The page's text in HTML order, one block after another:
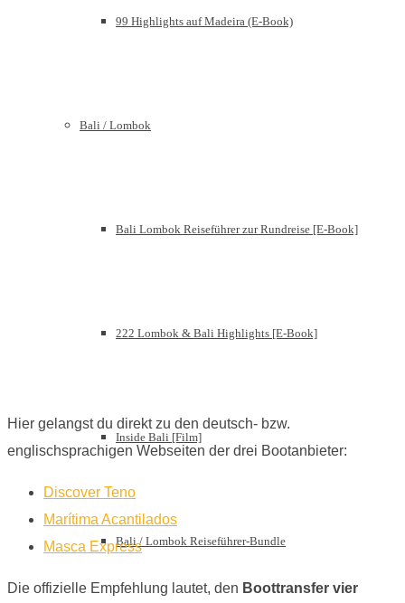
99 Highlights auf Madeira (E-Book)
Bali / Lombok
Bali Lombok Reiseführer zur Rundreise [E-Book]
222 Lombok & Bali Highlights [E-Book]
Inside Bali [Film]
Bali / Lombok Reiseführer-Bundle
Hier gelangst du direkt zu den deutsch- bzw.
englischsprachigen Webseiten der drei Bootanbieter:
Discover Teno
Marítima Acantilados
Masca Express
Die offizielle Empfehlung lautet, den Boottransfer vier